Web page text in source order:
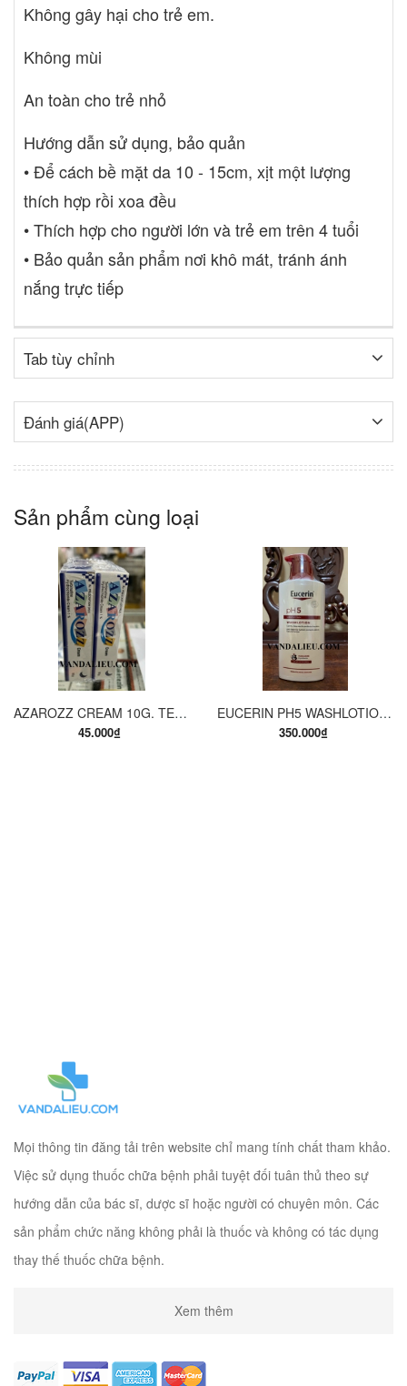
Không gây hại cho trẻ em.
Không mùi
An toàn cho trẻ nhỏ
Hướng dẫn sử dụng, bảo quản
• Để cách bề mặt da 10 - 15cm, xịt một lượng
thích hợp rồi xoa đều
• Thích hợp cho người lớn và trẻ em trên 4 tuổi
• Bảo quản sản phẩm nơi khô mát, tránh ánh
nắng trực tiếp
Tab tùy chỉnh
Đánh giá(APP)
Sản phẩm cùng loại
AZAROZZ CREAM 10G. TERBINAFINE 1%. THUỐC TRỊ NẤM DA CHÂN, NẤM DA ĐÙI, NẤM DA THÂN, LANG BEN...
45.000₫
EUCERIN PH5 WASHLOTION 400ML. SỮA TẮM DẠNG GEL CHO DA NHẠY CẢM.
350.000₫
Mọi thông tin đăng tải trên website chỉ mang tính chất tham khảo.
Việc sử dụng thuốc chữa bệnh phải tuyệt đối tuân thủ theo sự
hướng dẫn của bác sĩ, dược sĩ hoặc người có chuyên môn. Các
sản phẩm chức năng không phải là thuốc và không có tác dụng
thay thế thuốc chữa bệnh.
Xem thêm